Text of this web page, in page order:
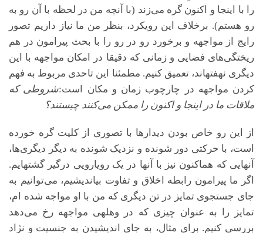
را با اینجا و اکنون گره می‌زند (با آنچه من در لحظه با آن رو به
رو هستم). برخلاف این رویکرد، بنظر من ما نیاز داریم تصور
رایج از مواجهه و برخورد رو در رو را با بحث پیرامون در هم
ریختگی‌های فضایی و زمانی که دقیقا در امکان مواجهه­ با این
دیگری نهفته­اند، تعمیق کنیم. مطمئنا این تاحدی مربوط به فهم
کردن مواجهه در چارچوب زمان و مکان است:شروطی که
ملاقات ما در اینجا و اکنون را ممکن می‌کنند چیستند؟
از این رو خاص بودن دیدارها با تصوری از کلیت گره خورده
است، با حرکتی دور شونده و نزدیک شونده به دیگر دیگری‌ها،
آن­هایی که هم­اکنون نیز با آن­ها در یک رویارویی درگیر گشته­ایم.
اگر ما پیرامون رابطه اخلاق و تفاوت بیاندیشیم، می‌توانیم به
جای جستجوی تمایز در تن دیگری که من با او مواجه شده ام،
تمایز را به عنوان چیزی که در وهله­ی مواجهه رخ می‌دهد
بررسی کنیم. برای مثال، به جای اندیشیدن به جنسیت و نژاد